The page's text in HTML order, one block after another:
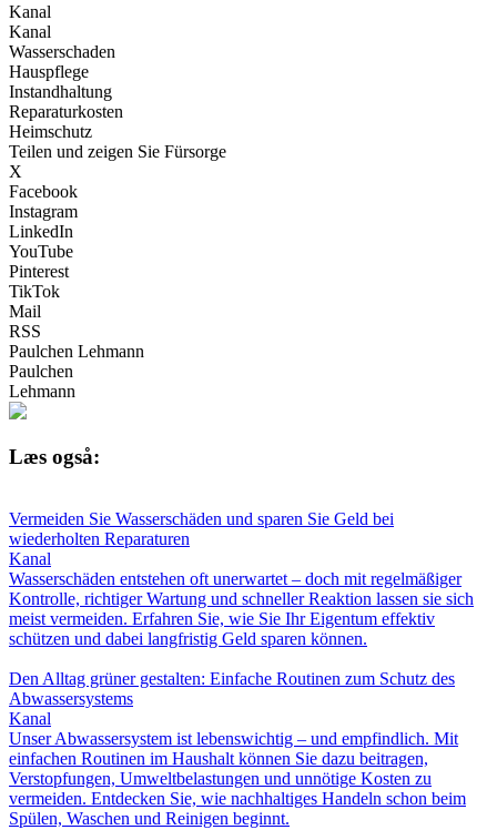
Kanal
Kanal
Wasserschaden
Hauspflege
Instandhaltung
Reparaturkosten
Heimschutz
Teilen und zeigen Sie Fürsorge
X
Facebook
Instagram
LinkedIn
YouTube
Pinterest
TikTok
Mail
RSS
Paulchen Lehmann
Paulchen
Lehmann
Læs også:
Vermeiden Sie Wasserschäden und sparen Sie Geld bei
wiederholten Reparaturen
Kanal
Wasserschäden entstehen oft unerwartet – doch mit regelmäßiger
Kontrolle, richtiger Wartung und schneller Reaktion lassen sie sich
meist vermeiden. Erfahren Sie, wie Sie Ihr Eigentum effektiv
schützen und dabei langfristig Geld sparen können.
Den Alltag grüner gestalten: Einfache Routinen zum Schutz des
Abwassersystems
Kanal
Unser Abwassersystem ist lebenswichtig – und empfindlich. Mit
einfachen Routinen im Haushalt können Sie dazu beitragen,
Verstopfungen, Umweltbelastungen und unnötige Kosten zu
vermeiden. Entdecken Sie, wie nachhaltiges Handeln schon beim
Spülen, Waschen und Reinigen beginnt.